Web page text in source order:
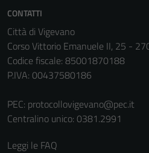
CONTATTI
Città di Vigevano
Corso Vittorio Emanuele II, 25 -
Codice fiscale: 85001870188
P.IVA: 00437580186
PEC: protocollovigevano@pec.it
Centralino unico: 0381.2991
Leggi le FAQ